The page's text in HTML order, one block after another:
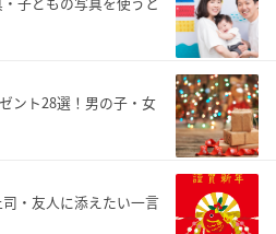
ント28選！男の子・女
・友人に添えたい一言